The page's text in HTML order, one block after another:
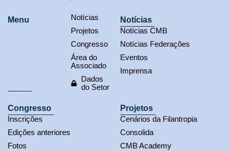
Menu
Notícias
Projetos
Congresso
Área do
Associado
Dados
do Setor
Notícias
Notícias CMB
Notícias Federações
Eventos
Imprensa
Congresso
Inscrições
Edições anteriores
Fotos
Projetos
Cenários da Filantropia
Consolida
CMB Academy